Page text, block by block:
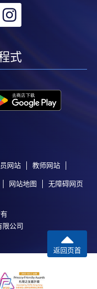
线支票交回本学院。
支票抬头注明「香
式
网站 教师网站
网站地图 无障碍网页
限公司
返回页首